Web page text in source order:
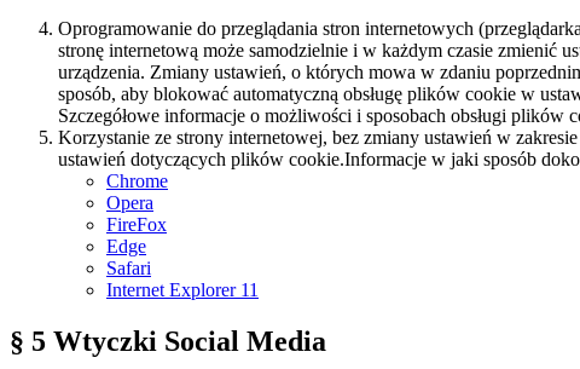
Oprogramowanie do przeglądania stron internetowych
stronę internetową może samodzielnie i w każdym czasie zmienić
urządzenia. Zmiany ustawień, o których mowa w zdaniu
sposób, aby blokować automatyczną obsługę plików cookie w
Szczegółowe informacje o możliwości i sposobach obsługi
Korzystanie ze strony internetowej, bez zmiany ustawień w
ustawień dotyczących plików cookie.Informacje w jaki sposób
Chrome
Opera
FireFox
Edge
Safari
Internet Explorer 11
§ 5 Wtyczki Social Media